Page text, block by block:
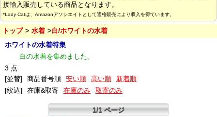
接輸入販売している商品となります。
*Lady Catは、Amazonアソシエイトとして適格販売により収入を得ています。
トップ 水着
白/ホワイトの水着
ホワイトの水着特集
白の水着を集めました。
3 点
[並替]
商品番号順 安い順 高い順
新着順
[絞込]
在庫&取寄 在庫のみ 取寄のみ
1/1 ページ